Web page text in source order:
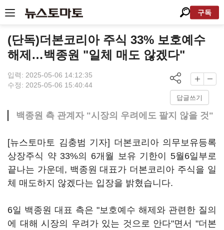
구독
(단독)더본코리아 주식 33% 보호예수
해제…백종원 "일체 매도 않겠다"
입력: 2025-05-06 14:12:35
수정: 2025-05-06 15:40:44
답글쓰기
백종원 측 관계자 "시장의 우려에도 팔지 않을 것"
[뉴스토마토 김충범 기자] 더본코리아 의무보유등록
상장주식 약 33%의 6개월 보유 기한이 5월6일부로
끝나는 가운데, 백종원 대표가 더본코리아 주식을 일
체 매도하지 않겠다는 입장을 밝혔습니다.
6일 백종원 대표 측은 "보호예수 해제와 관련한 질의
에 대해 시장의 우려가 있는 것으로 안다"면서 "더본